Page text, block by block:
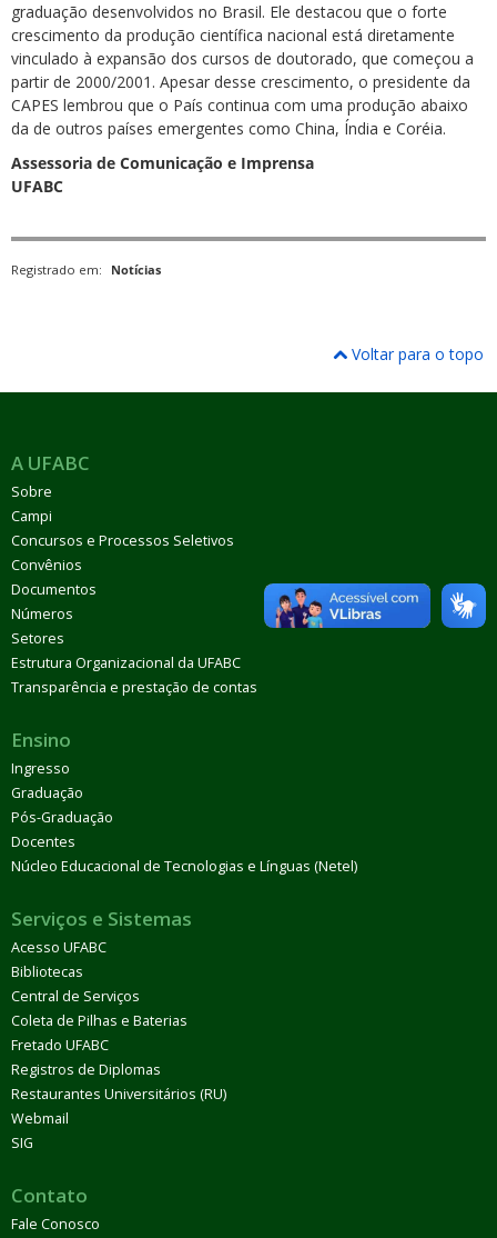
graduação desenvolvidos no Brasil. Ele destacou que o forte
crescimento da produção científica nacional está diretamente
vinculado à expansão dos cursos de doutorado, que começou a
partir de 2000/2001. Apesar desse crescimento, o presidente da
CAPES lembrou que o País continua com uma produção abaixo
da de outros países emergentes como China, Índia e Coréia.
Assessoria de Comunicação e Imprensa
UFABC
Registrado em: Notícias
Voltar para o topo
A UFABC
Sobre
Campi
Concursos e Processos Seletivos
Convênios
Documentos
Números
Setores
Estrutura Organizacional da UFABC
Transparência e prestação de contas
Ensino
Ingresso
Graduação
Pós-Graduação
Docentes
Núcleo Educacional de Tecnologias e Línguas (Netel)
Serviços e Sistemas
Acesso UFABC
Bibliotecas
Central de Serviços
Coleta de Pilhas e Baterias
Fretado UFABC
Registros de Diplomas
Restaurantes Universitários (RU)
Webmail
SIG
Contato
Fale Conosco